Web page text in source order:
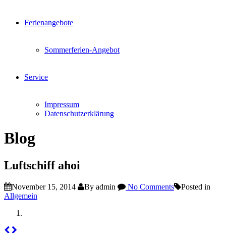
Ferienangebote
Sommerferien-Angebot
Service
Impressum
Datenschutzerklärung
Blog
Luftschiff ahoi
November 15, 2014 By admin No Comments
Posted in
Allgemein